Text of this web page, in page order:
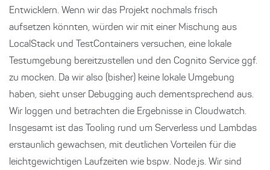
Entwicklern. Wenn wir das Projekt nochmals frisch
aufsetzen könnten, würden wir mit einer Mischung aus
LocalStack und TestContainers versuchen, eine lokale
Testumgebung bereitzustellen und den Cognito Service ggf.
zu mocken. Da wir also (bisher) keine lokale Umgebung
haben, sieht unser Debugging auch dementsprechend aus.
Wir loggen und betrachten die Ergebnisse in Cloudwatch.
Insgesamt ist das Tooling rund um Serverless und Lambdas
erstaunlich gewachsen, mit deutlichen Vorteilen für die
leichtgewichtigen Laufzeiten wie bspw. Node.js. Wir sind